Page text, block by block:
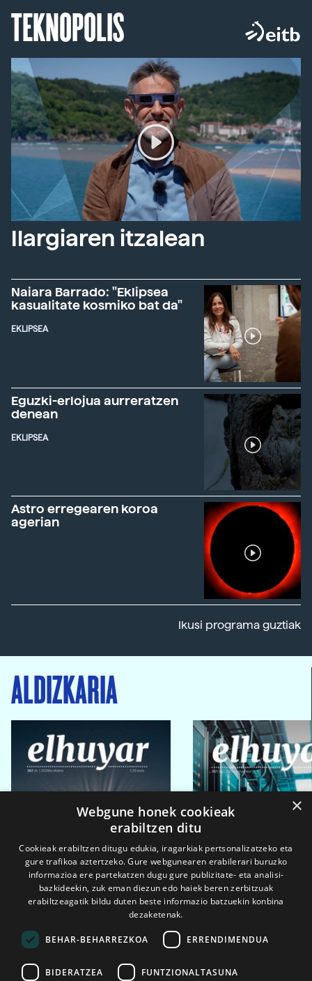
TEKNOPOLIS
Ilargiaren itzalean
Naiara Barrado: "Eklipsea
kasualitate kosmiko bat da"
EKLIPSEA
Eguzki-erlojua aurreratzen
denean
EKLIPSEA
Astro erregearen koroa
agerian
Ikusi programa guztiak
ALDIZKARIA
2026ko eka. 1a 2026ko mar. 1a
×
Webgune honek cookieak
erabiltzen ditu
Cookieak erabiltzen ditugu edukia, iragarkiak pertsonalizatzeko eta
gure trafikoa aztertzeko. Gure webgunearen erabilerari buruzko
informazioa ere partekatzen dugu gure publizitate- eta analisi-
bazkideekin, zuk eman diezun edo haiek beren zerbitzuak
erabiltzeagatik bildu duten beste informazio batzuekin konbina
dezaketenak.
BEHAR-BEHARREZKOA ERRENDIMENDUA
BIDERATZEA FUNTZIONALTASUNA